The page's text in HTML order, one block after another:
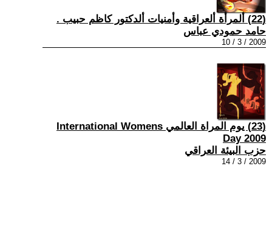
(22) ألمرأة ألعراقية وأمنيات ألدكتور كاظم حبيب .
حامد حمودي عباس
2009 / 3 / 10
(23) يوم المراة العالمي International Womens
Day 2009
حزب البيئة العراقي
2009 / 3 / 14